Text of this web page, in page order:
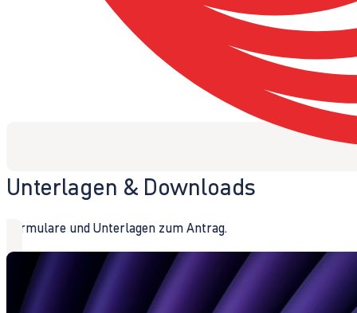
Unterlagen & Downloads
Formulare und Unterlagen zum Antrag.